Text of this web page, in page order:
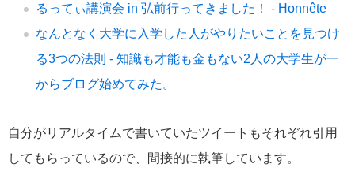
るってぃ講演会 in 弘前行ってきました！ - Honnête
なんとなく大学に入学した人がやりたいことを見つけ
る3つの法則 - 知識も才能も金もない2人の大学生が一
からブログ始めてみた。
自分がリアルタイムで書いていたツイートもそれぞれ引用
してもらっているので、間接的に執筆しています。